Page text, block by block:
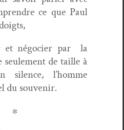
ce que Paul
et négoci­er par
la
seule­ment de taille à
silence, l’homme
du sou­venir.
∗